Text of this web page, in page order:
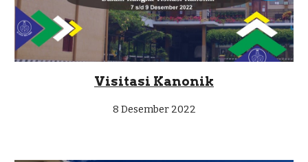
Visitasi Kanonik
8 Desember 2022